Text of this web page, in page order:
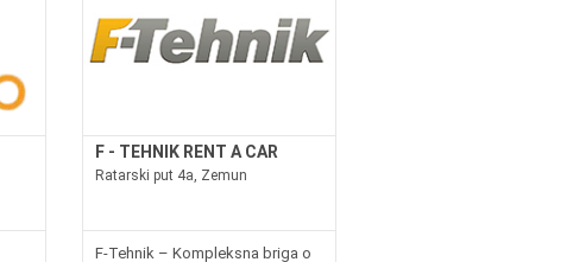
F - TEHNIK RENT A CAR
Ratarski put 4a, Zemun
F-Tehnik – Kompleksna briga o